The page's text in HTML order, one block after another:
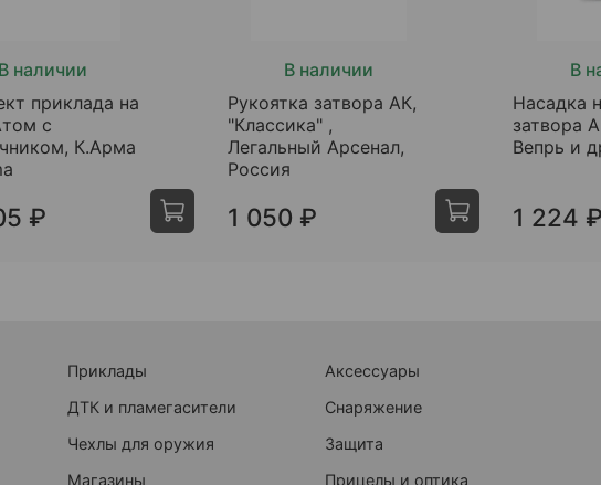
приклада на
с
К.Арма
В наличии
₽
Рукоятка затвора АК,
"Классика" ,
Легальный Арсенал,
Россия
В наличии
1 050 ₽
Насадка
затвора
Вепрь и
В
1 224 ₽
Приклады
ДТК и пламегасители
Чехлы для оружия
Магазины
Аксессуары
Снаряжение
Защита
Прицелы и оптика